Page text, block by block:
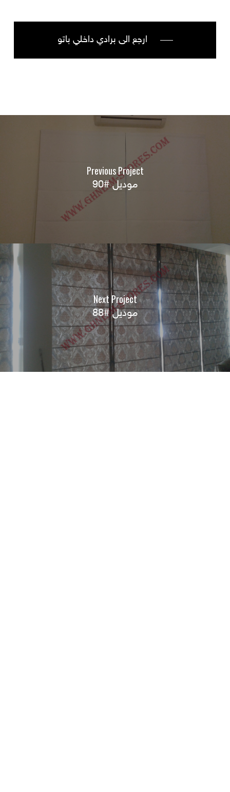
ارجع الى برادي داخلي باتو
Previous Project
موديل #90
Next Project
موديل #88